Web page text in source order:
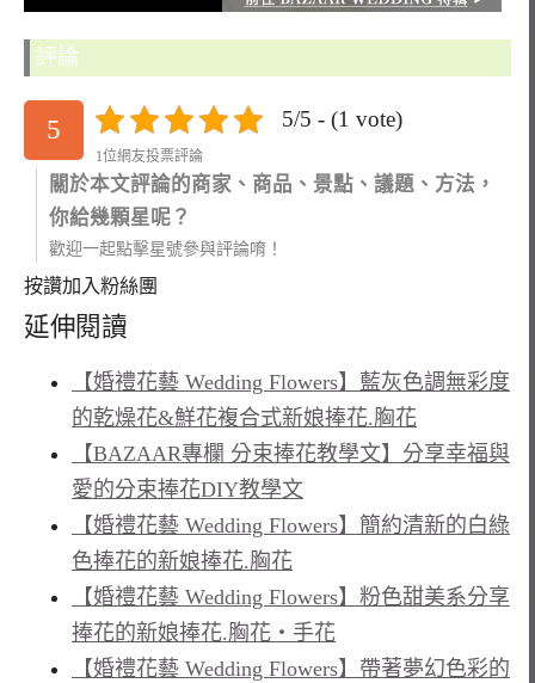
評論
5 5/5 - (1 vote)
1位網友投票評論
關於本文評論的商家、商品、景點、議題、方法，
你給幾顆星呢？
歡迎一起點擊星號參與評論唷！
按讚加入粉絲團
延伸閱讀
【婚禮花藝 Wedding Flowers】藍灰色調無彩度
的乾燥花&鮮花複合式新娘捧花.胸花
【BAZAAR專欄 分束捧花教學文】分享幸福與
愛的分束捧花DIY教學文
【婚禮花藝 Wedding Flowers】簡約清新的白綠
色捧花的新娘捧花.胸花
【婚禮花藝 Wedding Flowers】粉色甜美系分享
捧花的新娘捧花.胸花‧手花
【婚禮花藝 Wedding Flowers】帶著夢幻色彩的